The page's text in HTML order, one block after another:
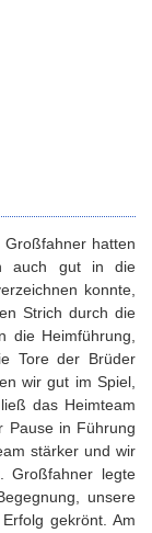
hatten
auch gut in die
konnte,
Strich durch die
die Heimführung,
Tore der Brüder
wir gut im Spiel,
das Heimteam
Pause in Führung
stärker und wir
Großfahner legte
unsere
gekrönt. Am